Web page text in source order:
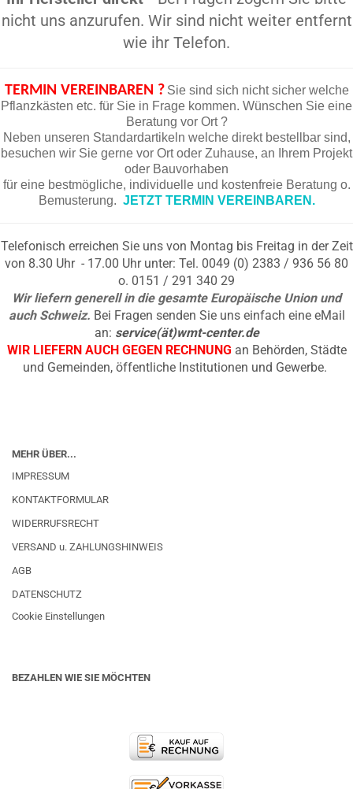
nicht uns anzurufen. Wir sind nicht weiter entfernt
wie ihr Telefon.
TERMIN VEREINBAREN ? Sie sind sich nicht sicher welche
Pflanzkästen etc. für Sie in Frage kommen. Wünschen Sie eine
Beratung vor Ort ?
Neben unseren Standardartikeln welche direkt bestellbar sind,
besuchen wir Sie gerne vor Ort oder Zuhause, an Ihrem Projekt
oder Bauvorhaben
für eine bestmögliche, individuelle und kostenfreie Beratung o.
Bemusterung. JETZT TERMIN VEREINBAREN.
Telefonisch erreichen Sie uns von Montag bis Freitag in der Zeit
von 8.30 Uhr - 17.00 Uhr unter: Tel. 0049 (0) 2383 / 936 56 80
o. 0151 / 291 340 29
Wir liefern generell in die gesamte Europäische Union und
auch Schweiz. Bei Fragen senden Sie uns einfach eine eMail
an: service(ät)wmt-center.de
WIR LIEFERN AUCH GEGEN RECHNUNG an Behörden, Städte
und Gemeinden, öffentliche Institutionen und Gewerbe.
MEHR ÜBER...
IMPRESSUM
KONTAKTFORMULAR
WIDERRUFSRECHT
VERSAND u. ZAHLUNGSHINWEIS
AGB
DATENSCHUTZ
Cookie Einstellungen
BEZAHLEN WIE SIE MÖCHTEN